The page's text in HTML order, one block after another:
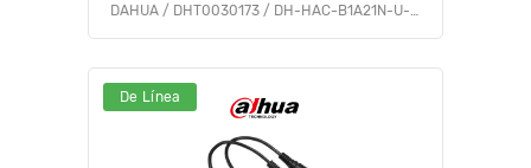
DAHUA / DHT0030173 / DH-HAC-B1A21N-U-0280B
De Línea